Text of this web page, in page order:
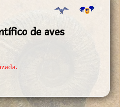
de aves